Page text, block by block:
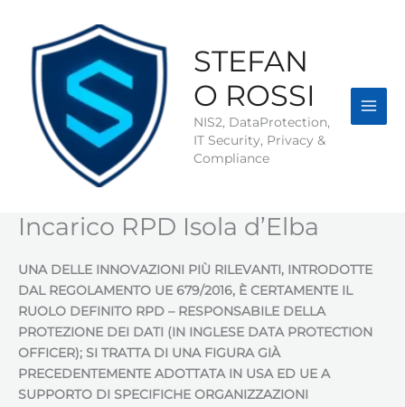
contenuto
STEFAN
O ROSSI
NIS2, DataProtection,
IT Security, Privacy &
Compliance
Incarico RPD Isola d’Elba
UNA DELLE INNOVAZIONI PIÙ RILEVANTI, INTRODOTTE
DAL REGOLAMENTO UE 679/2016, È CERTAMENTE IL
RUOLO DEFINITO RPD – RESPONSABILE DELLA
PROTEZIONE DEI DATI (IN INGLESE DATA PROTECTION
OFFICER); SI TRATTA DI UNA FIGURA GIÀ
PRECEDENTEMENTE ADOTTATA IN USA ED UE A
SUPPORTO DI SPECIFICHE ORGANIZZAZIONI